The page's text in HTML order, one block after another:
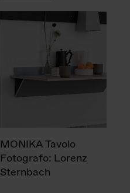
MONIKA Tavolo
Fotografo: Lorenz
Sternbach